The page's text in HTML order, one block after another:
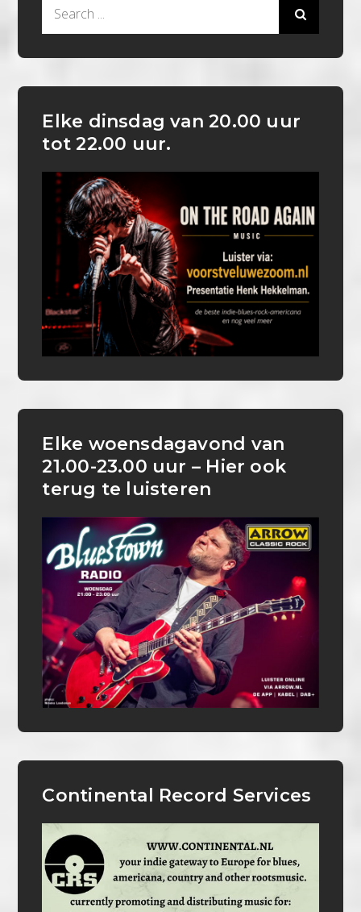
Elke dinsdag van 20.00 uur
tot 22.00 uur.
Elke woensdagavond van
21.00-23.00 uur – Hier ook
terug te luisteren
Continental Record Services